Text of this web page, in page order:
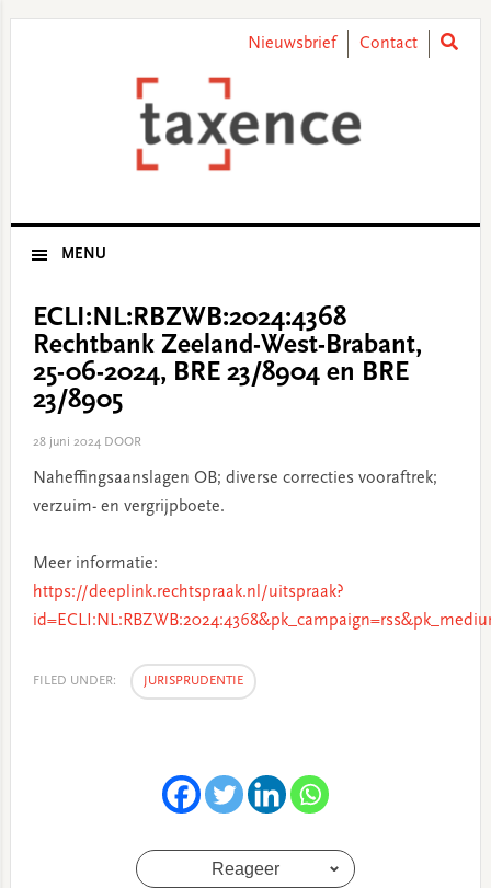
Nieuwsbrief Contact
MENU
ECLI:NL:RBZWB:2024:4368
Rechtbank Zeeland-West-Brabant,
25-06-2024, BRE 23/8904 en BRE
23/8905
28 juni 2024DOOR
Naheffingsaanslagen OB; diverse correcties vooraftrek;
verzuim- en vergrijpboete.
Meer informatie:
https://deeplink.rechtspraak.nl/uitspraak?
FILED UNDER: JURISPRUDENTIE
Reageer